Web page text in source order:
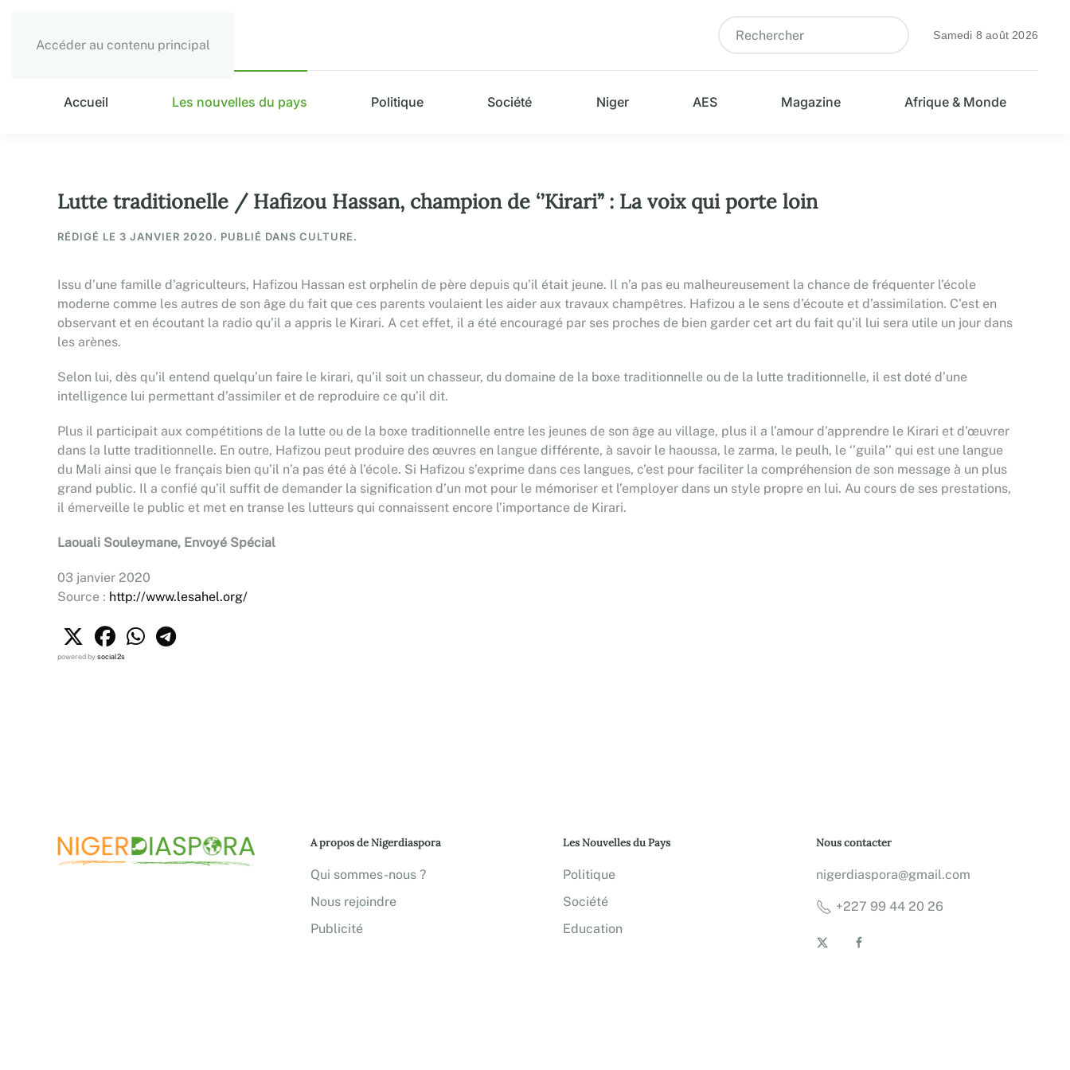
Accéder au contenu principal
Samedi 8 août 2026
Accueil Les nouvelles du pays Politique Société Niger AES Magazine Afrique & Monde
Lutte traditionelle / Hafizou Hassan, champion de ‘’Kirari’’ : La voix qui porte loin
RÉDIGÉ LE 3 JANVIER 2020. PUBLIÉ DANS CULTURE.
Issu d’une famille d’agriculteurs, Hafizou Hassan est orphelin de père depuis qu’il était jeune. Il n’a pas eu malheureusement la chance de fréquenter l’école
moderne comme les autres de son âge du fait que ces parents voulaient les aider aux travaux champêtres. Hafizou a le sens d’écoute et d’assimilation. C’est en
observant et en écoutant la radio qu’il a appris le Kirari. A cet effet, il a été encouragé par ses proches de bien garder cet art du fait qu’il lui sera utile un jour dans
les arènes.
Selon lui, dès qu’il entend quelqu’un faire le kirari, qu’il soit un chasseur, du domaine de la boxe traditionnelle ou de la lutte traditionnelle, il est doté d’une
intelligence lui permettant d’assimiler et de reproduire ce qu’il dit.
Plus il participait aux compétitions de la lutte ou de la boxe traditionnelle entre les jeunes de son âge au village, plus il a l’amour d’apprendre le Kirari et d’œuvrer
dans la lutte traditionnelle. En outre, Hafizou peut produire des œuvres en langue différente, à savoir le haoussa, le zarma, le peulh, le ‘’guila’’ qui est une langue
du Mali ainsi que le français bien qu’il n’a pas été à l’école. Si Hafizou s’exprime dans ces langues, c’est pour faciliter la compréhension de son message à un plus
grand public. Il a confié qu’il suffit de demander la signification d’un mot pour le mémoriser et l’employer dans un style propre en lui. Au cours de ses prestations,
il émerveille le public et met en transe les lutteurs qui connaissent encore l’importance de Kirari.
Laouali Souleymane, Envoyé Spécial
03 janvier 2020
Source : http://www.lesahel.org/
powered bysocial2s
A propos de Nigerdiaspora
Qui sommes-nous ?
Nous rejoindre
Publicité
Les Nouvelles du Pays
Politique
Société
Education
Nous contacter
nigerdiaspora@gmail.com
+227 99 44 20 26